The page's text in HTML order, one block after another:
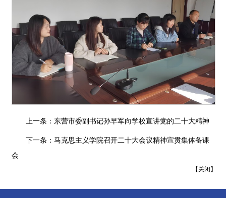
上一条： 东营市委副书记孙早军向学校宣讲党的二十大精神
下一条： 马克思主义学院召开二十大会议精神宣贯集体备课
会
【关闭】